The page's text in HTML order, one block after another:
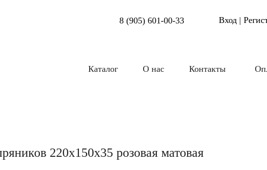
8 (905) 601-00-33 Вход |
Каталог О нас Контакты
220х150х35 розовая матовая